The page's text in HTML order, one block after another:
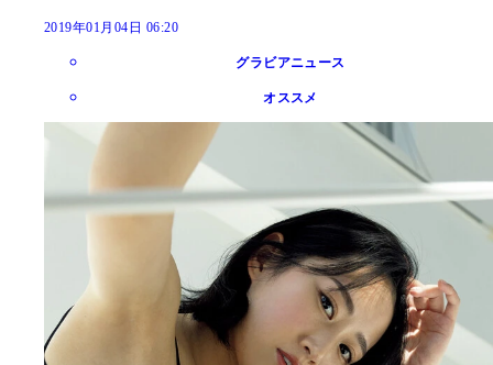
2019年01月04日 06:20
グラビアニュース
オススメ